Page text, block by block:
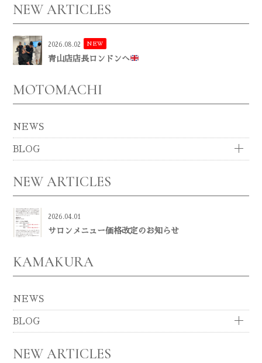
NEW ARTICLES
2026.08.02 NEW
青山店店長ロンドンへ
MOTOMACHI
NEWS
BLOG
NEW ARTICLES
2026.04.01
サロンメニュー価格改定のお知らせ
KAMAKURA
NEWS
BLOG
NEW ARTICLES